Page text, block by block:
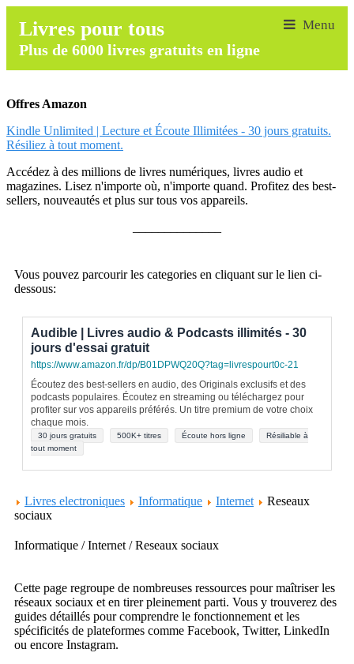
Livres pour tous
Plus de 6000 livres gratuits en ligne
Offres Amazon
Kindle Unlimited | Lecture et Écoute Illimitées - 30 jours gratuits.
Résiliez à tout moment.
Accédez à des millions de livres numériques, livres audio et
magazines. Lisez n'importe où, n'importe quand. Profitez des best-
sellers, nouveautés et plus sur tous vos appareils.
Vous pouvez parcourir les categories en cliquant sur le lien ci-
dessous:
Audible | Livres audio & Podcasts illimités - 30
jours d'essai gratuit
https://www.amazon.fr/dp/B01DPWQ20Q?tag=livrespourt0c-21
Écoutez des best-sellers en audio, des Originals exclusifs et des
podcasts populaires. Écoutez en streaming ou téléchargez pour
profiter sur vos appareils préférés. Un titre premium de votre choix
chaque mois.
30 jours gratuits 500K+ titres Écoute hors ligne
Résiliable à
tout moment
Livres electroniques Informatique Internet
Reseaux
sociaux
Informatique / Internet / Reseaux sociaux
Cette page regroupe de nombreuses ressources pour maîtriser les
réseaux sociaux et en tirer pleinement parti. Vous y trouverez des
guides détaillés pour comprendre le fonctionnement et les
spécificités de plateformes comme Facebook, Twitter, LinkedIn
ou encore Instagram.